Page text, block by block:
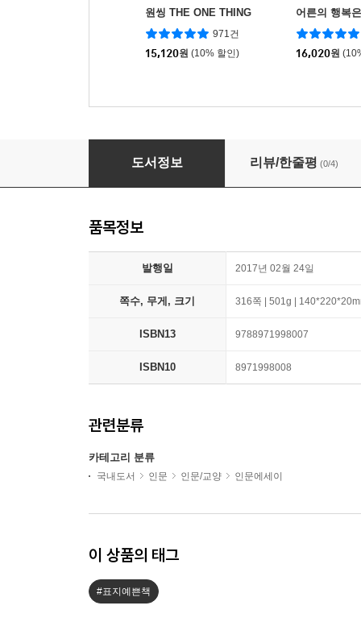
원씽 THE ONE THING
971건
15,120원 (10% 할인)
어른의 행복
16,020원
아픔에 대하여
도서정보 리뷰/한줄평 (0/4)
품목정보
발행일 2017년 02월 24일
쪽수, 무게, 크기 316쪽 | 501g |
ISBN13 9788971998007
ISBN10 8971998008
관련분류
카테고리 분류
국내도서 인문 인문/교양 인문에세이
이 상품의 태그
#표지예쁜책